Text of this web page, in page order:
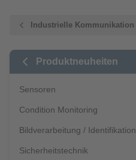
Industrielle Kommunikation
Produktneuheiten
Sensoren
Condition Monitoring
Bildverarbeitung / Identifikation
Sicherheitstechnik